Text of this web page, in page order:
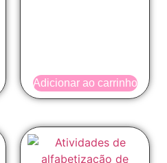
Adicionar ao carrinho